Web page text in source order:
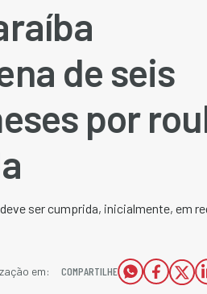
de seis
por
ser cumprida, inicialmente, em
em:
COMPARTILHE